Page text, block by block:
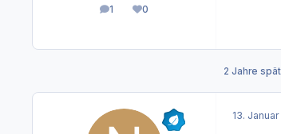
1
Beiträge0
Reputation
2 Jahre
13.